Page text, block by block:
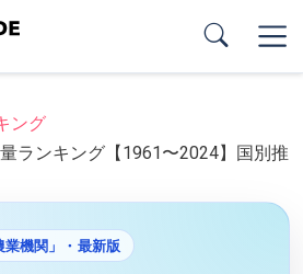
ング
ランキング【1961〜2024】国別推
業機関」・最新版